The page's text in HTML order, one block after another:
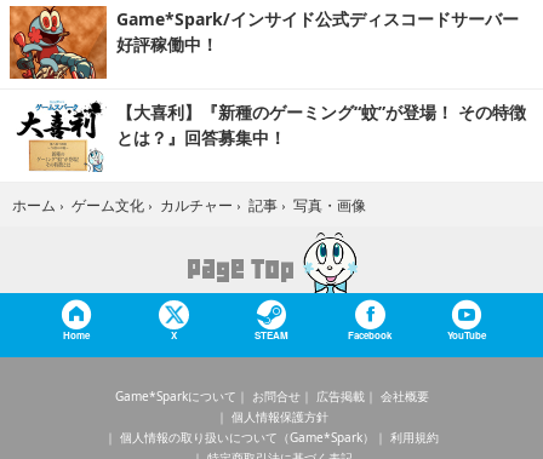
Game*Spark/インサイド公式ディスコードサーバー
好評稼働中！
【大喜利】『新種のゲーミング“蚊”が登場！ その特徴
とは？』回答募集中！
ホーム › ゲーム文化 › カルチャー › 記事 › 写真・画像
Home X STEAM Facebook YouTube
Game*Sparkについて お問合せ 広告掲載
会社概要
個人情報保護方針
個人情報の取り扱いについて（Game*Spark）
利用規約